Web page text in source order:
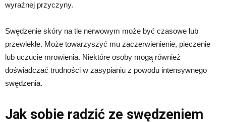
wyraźnej przyczyny.
Swędzenie skóry na tle nerwowym może być czasowe lub
przewlekłe. Może towarzyszyć mu zaczerwienienie, pieczenie
lub uczucie mrowienia. Niektóre osoby mogą również
doświadczać trudności w zasypianiu z powodu intensywnego
swędzenia.
Jak sobie radzić ze swędzeniem